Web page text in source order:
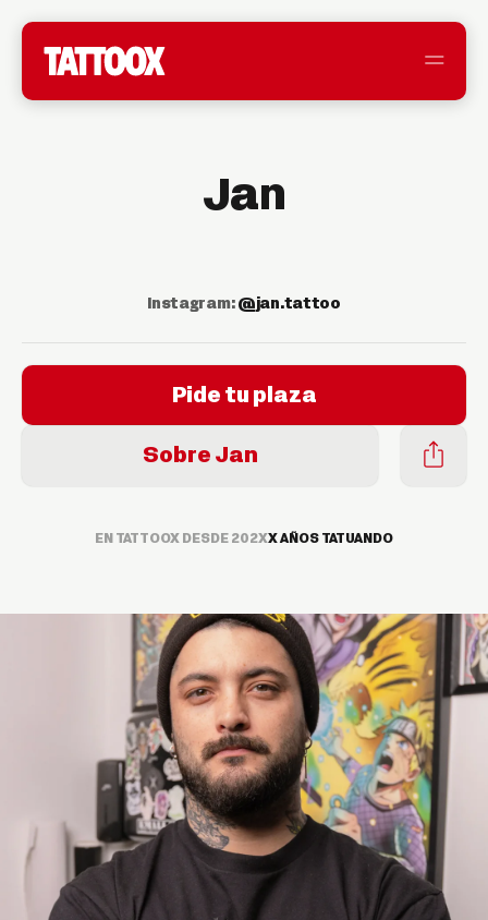
Jan
Instagram: @jan.tattoo
X AÑOS TATUANDO
EN TATTOOX DESDE 202X
Pide tu plaza
Sobre Jan